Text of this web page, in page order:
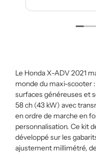
Le Honda X-ADV 2021
monde du maxi-scooter
surfaces généreuses et
58 ch (43 kW) avec
en ordre de marche en
personnalisation. Ce kit
développé sur les
ajustement millimétré,